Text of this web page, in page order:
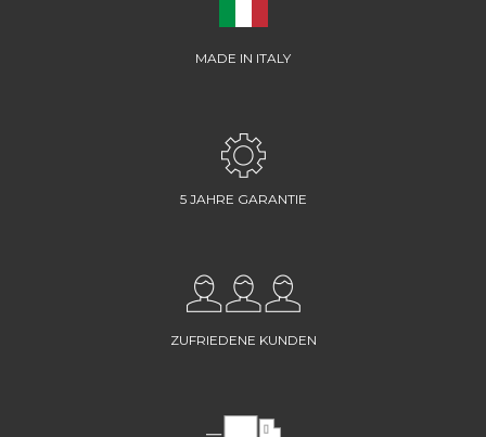
MADE IN ITALY
5 JAHRE GARANTIE
ZUFRIEDENE KUNDEN